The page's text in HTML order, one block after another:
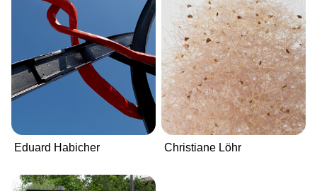
Eduard Habicher Christiane Löhr